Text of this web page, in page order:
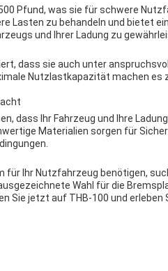
Pfund, was sie für schwere
Lasten zu behandeln und bietet
und Ihrer Ladung zu
dass sie auch unter
Nutzlastkapazität machen es
dass Ihr Fahrzeug und Ihre
Materialien sorgen für
Ihr Nutzfahrzeug benötigen,
Wahl für die
Sie jetzt auf THB-100 und erleben